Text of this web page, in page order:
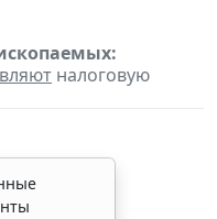
налоговую